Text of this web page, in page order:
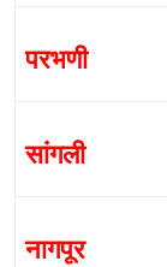
परभणी
सांगली
नागपूर